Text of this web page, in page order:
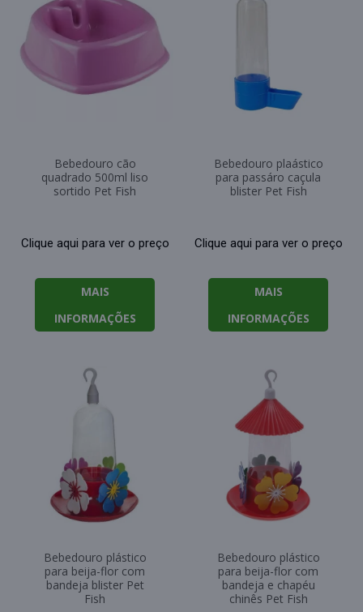
Bebedouro cão
quadrado 500ml liso
sortido Pet Fish
Clique aqui para ver o preço
MAIS
INFORMAÇÕES
Bebedouro plaástico
para passáro caçula
blister Pet Fish
Clique aqui para ver o preço
MAIS
INFORMAÇÕES
Bebedouro plástico
para beija-flor com
bandeja blister Pet
Fish
Bebedouro plástico
para beija-flor com
bandeja e chapéu
chinês Pet Fish